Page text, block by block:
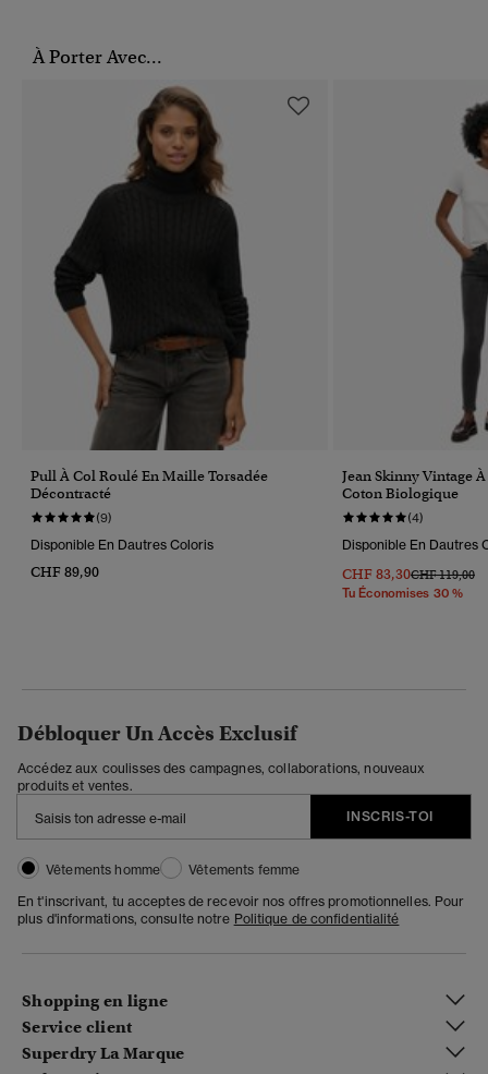
À Porter Avec...
Pull À Col Roulé En Maille Torsadée
Décontracté
(9)
Disponible En Dautres Coloris
CHF 89,90
Jean Skinny Vintage
Coton Biologique
(4)
Disponible En Dautres
CHF 83,30Prix Réduit De
CHF 119,00À
Tu Économises 30 %
Débloquer Un Accès Exclusif
Accédez aux coulisses des campagnes, collaborations, nouveaux
produits et ventes.
INSCRIS-TOI
Vêtements homme
Vêtements femme
En t'inscrivant, tu acceptes de recevoir nos offres promotionnelles. Pour
plus d'informations, consulte notre Politique de confidentialité
Shopping en ligne
Service client
Superdry La Marque